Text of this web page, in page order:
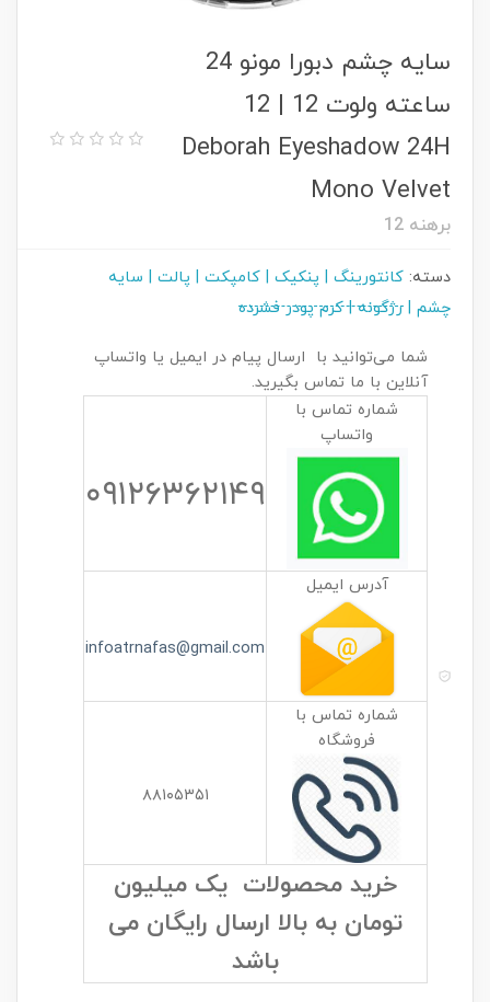
سایه چشم دبورا مونو 24
ساعته ولوت 12 | 12
Deborah Eyeshadow 24H
Mono Velvet
برهنه 12
دسته: کانتورینگ | پنکیک | کامپکت | پالت | سایه
چشم | رژگونه | کرم پودر فشرده
شما می‌توانید با ارسال پیام در ایمیل یا واتساپ
آنلاین با ما تماس بگیرید.
شماره تماس با
واتساپ
۰۹۱۲۶۳۶۲۱۴۹
آدرس ایمیل
infoatrnafas@gmail.com
شماره تماس با
فروشگاه
۸۸۱۰۵۳۵۱
خرید محصولات یک میلیون
تومان به بالا ارسال رایگان می
باشد